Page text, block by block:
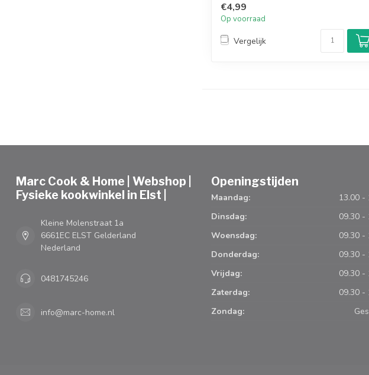
€4,99
Op voorraad
Vergelijk
Marc Cook & Home | Webshop |
Fysieke kookwinkel in Elst |
Kleine Molenstraat 1a
6661EC ELST Gelderland
Nederland
0481745246
info@marc-home.nl
Openingstijden
Maandag:
13.00 -
Dinsdag:
09.30 -
Woensdag:
09.30 -
Donderdag:
09.30 -
Vrijdag:
09.30 -
Zaterdag:
09.30 -
Zondag: